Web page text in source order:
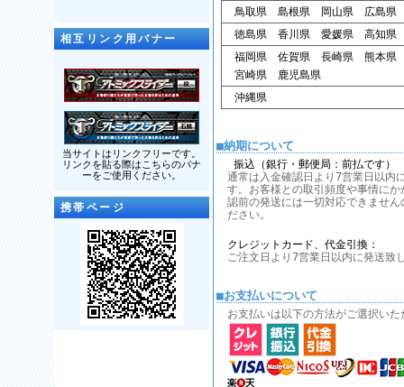
相互リンク用バナー
当サイトはリンクフリーです。
リンクを貼る際はこちらのバナ
ーをご使用ください。
携帯ページ
鳥取県 島根県 岡山県 広島県
徳島県 香川県 愛媛県 高知県
福岡県 佐賀県 長崎県 熊本県
宮崎県 鹿児島県
沖縄県
■納期について
振込（銀行・郵便局：前払です）
通常は入金確認日より7営業日以内
す。お客様との取引頻度や事情に
認前の発送には一切対応できませ
ださい。
クレジットカード、代金引換：
ご注文日より7営業日以内に発送致
■お支払いについて
お支払いは以下の方法がご選択いた